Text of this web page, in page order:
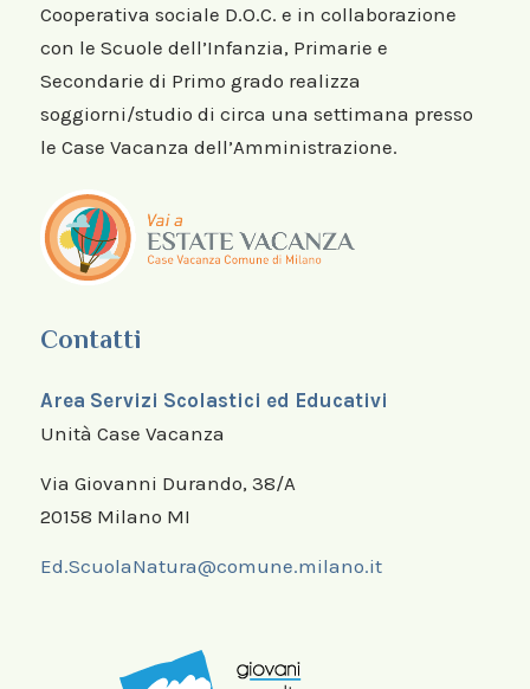
Cooperativa sociale D.O.C. e in collaborazione
con le Scuole dell’Infanzia, Primarie e
Secondarie di Primo grado realizza
soggiorni/studio di circa una settimana presso
le Case Vacanza dell’Amministrazione.
Contatti
Area Servizi Scolastici ed Educativi
Unità Case Vacanza
Via Giovanni Durando, 38/A
20158 Milano MI
Ed.ScuolaNatura@comune.milano.it